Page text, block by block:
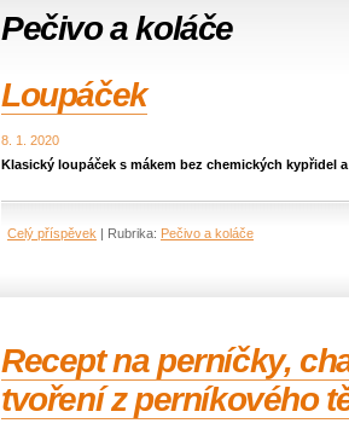
Pečivo a koláče
Loupáček
8. 1. 2020
Klasický loupáček s mákem bez chemických kypřidel
Celý příspěvek | Rubrika: Pečivo a koláče
Recept na perníčky,
tvoření z perníkového